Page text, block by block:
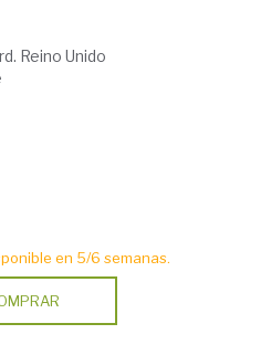
Reino Unido
en 5/6 semanas.